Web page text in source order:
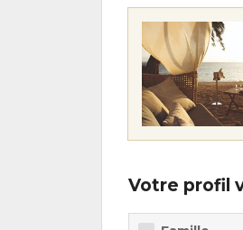
Votre profil